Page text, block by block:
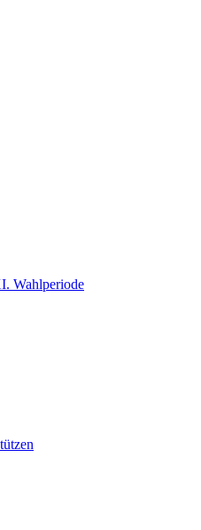
Wahlperiode